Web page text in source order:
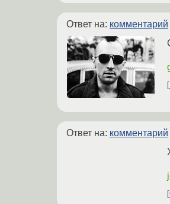
Ответ на: комментарий
Ответ на: комментарий